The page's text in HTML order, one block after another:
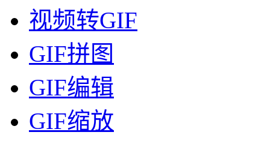
视频转GIF
GIF拼图
GIF编辑
GIF缩放